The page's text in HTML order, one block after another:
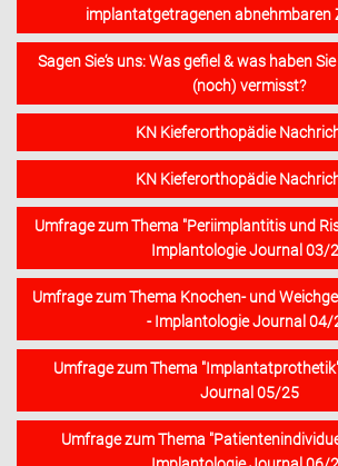
implantatgetragenen abnehmbaren
Sagen Sie‘s uns: Was gefiel & was haben
(noch) vermisst?
KN Kieferorthopädie
KN Kieferorthopädie
Umfrage zum Thema "Periimplantitis und
Implantologie Journal 03/
Umfrage zum Thema Knochen- und
- Implantologie Journal 04/
Umfrage zum Thema
Journal 05/25
Umfrage zum Thema